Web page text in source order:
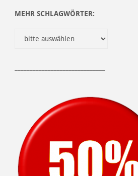
MEHR SCHLAGWÖRTER: